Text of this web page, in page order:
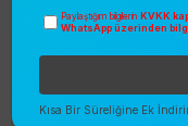
Paylaştığım bilgilerin KVKK
WhatsApp üzerinden
Kısa Bir Süreliğine Ek